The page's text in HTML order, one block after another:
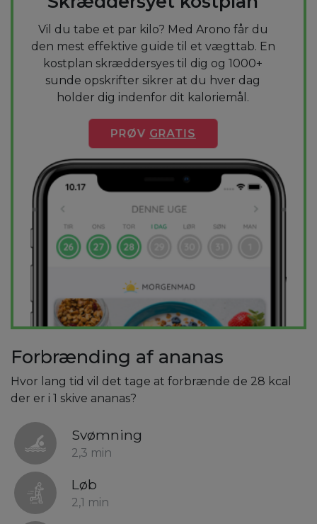
Vil du tabe et par kilo? Med Arono får du
den mest effektive guide til et vægttab. En
kostplan skræddersyes til dig og 1000+
sunde opskrifter sikrer at du hver dag
holder dig indenfor dit kaloriemål.
PRØV GRATIS
Forbrænding af ananas
Hvor lang tid vil det tage at forbrænde de 28 kcal
der er i 1 skive ananas?
Svømning
2,3 min
Løb
2,1 min